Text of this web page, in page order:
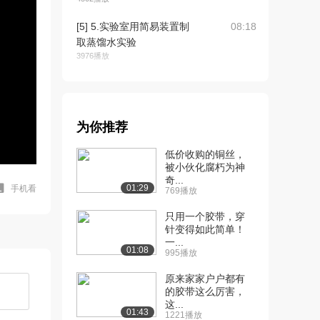
手机看
[5] 5.实验室用简易装置制
取蒸馏水实验
3976播放
08:18
3158播放
[8] 8.检验粗盐中硫酸根离
2656播放
[9] 9.含有杂质的工业乙醇
的蒸馏实验
[10] 10.检验自来水中的氯
02:42
为你推荐
01:29
低价收购的铜丝，
被小伙化腐朽为神
奇...
769播放
01:08
只用一个胶带，穿
针变得如此简单！
一...
995播放
01:43
原来家家户户都有
的胶带这么厉害，
这...
1221播放